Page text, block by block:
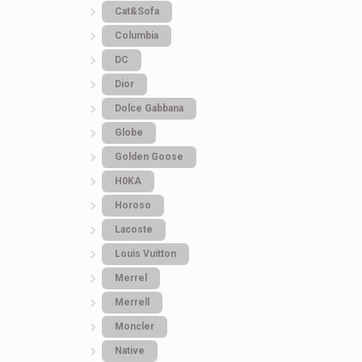
Cat&Sofa
Columbia
DC
Dior
Dolce Gabbana
Globe
Golden Goose
H0KA
Horoso
Lacoste
Louis Vuitton
Merrel
Merrell
Moncler
Native